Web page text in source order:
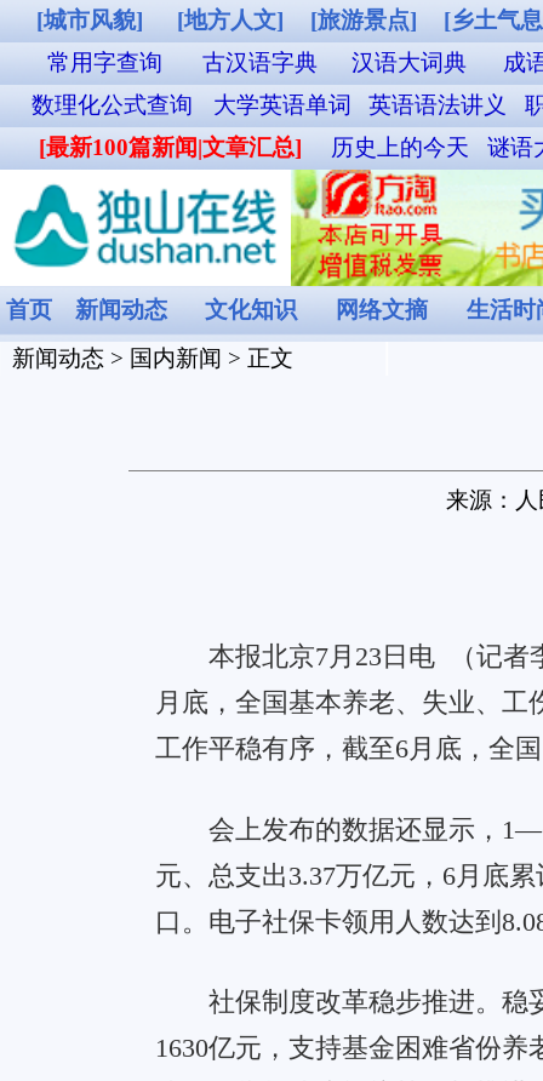
[城市风貌] [地方人文] [旅游景点] [乡土气息] [其他图片]
独山站列车时
常用字查询
古汉语字典 汉语大词典 成语词典查询
英汉双解词典
数理化公式查询
大学英语单词 英语语法讲义 职称英语单词 外贸汉英词典
名
[最新100篇新闻|文章汇总]
历史上的今天 谜语大全 食物营养成分查询 菜谱
新闻动态 文化知识 网络文摘 生活时尚 娱乐休闲
新闻动态> 国内新闻> 正文
开立个人养老金账户人
来源： 人民网－人民日报海外版[2023-
工作平稳有序，截至6月底，全国36个先行城市（地区）开
1630亿元，支持基金困难省份养老金发放；新就业形态就
保障水平稳步提高。同步调整企业和机关事业单位退休
民养老保险基础养老金标准；落实城乡居民基本养老保险费
0 0 0 0
欠揍 支持 很棒 愤怒 搞笑